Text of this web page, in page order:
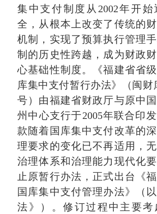
集中支付制度从2002年开
全，从根本上改变了传统的
机制，实现了预算执行管理
制的历史性跨越，成为财政
心基础性制度。《福建省省
库集中支付暂行办法》（闽财
号）由福建省财政厅与原中
州中心支行于2005年联合印
款随着国库集中支付改革的
理要求的变化已不再适用，
治理体系和治理能力现代化
止原暂行办法，正式出台《
国库集中支付管理办法》（
法》）。修订过程中主要考